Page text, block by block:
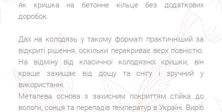
як кришка на бетонне кільце без додаткових
доробок.
Дах на колодязь у такому форматі практичніший за
відкриті рішення, оскільки перекриває верх повністю.
На відміну від класичної колодязної кришки, він
краще захищає від дощу та снігу і зручний у
використанні.
Металева основа з захисним покриттям стійка до
вологи, сонця та перепадів температур в Україні. Виріб